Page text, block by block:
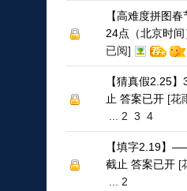
【高难度拼图
24点（北京时
已阅]
【猜真假2.25
止 答案已开 [花
2 3 4
【填字2.19】
截止 答案已开 [
2